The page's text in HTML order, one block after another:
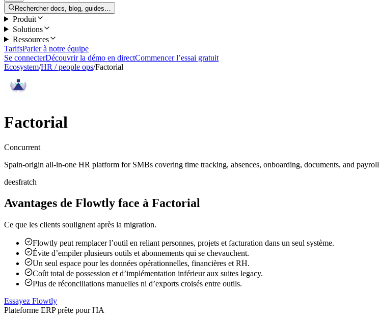
Rechercher docs, blog, guides…
Produit
Solutions
Ressources
TarifsParler à notre équipe
Se connecterDécouvrir la démo en directCommencer l’essai gratuit
Ecosystem/HR / people ops/Factorial
Factorial
Concurrent
Spain-origin all-in-one HR platform for SMBs covering time tracking, absences, onboarding, documents, and
deesfratch
Avantages de Flowtly face à Factorial
Ce que les clients soulignent après la migration.
Flowtly peut remplacer l’outil en reliant personnes, projets et facturation dans un seul système.
Évite d’empiler plusieurs outils et abonnements qui se chevauchent.
Un seul espace pour les données opérationnelles, financières et RH.
Coût total de possession et d’implémentation inférieur aux suites legacy.
Plus de réconciliations manuelles ni d’exports croisés entre outils.
Essayez Flowtly
Plateforme ERP prête pour l'IA